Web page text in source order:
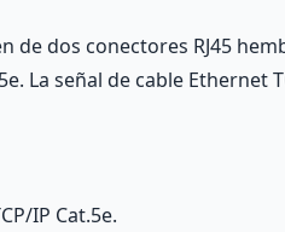
de dos conectores RJ45
La señal de cable Ethernet
IP Cat.5e.